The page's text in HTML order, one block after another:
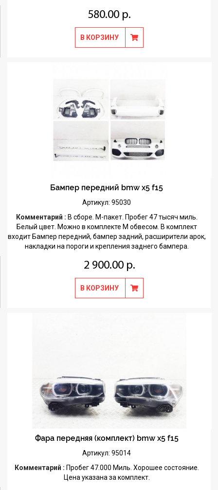
580.00 р.
В КОРЗИНУ
Бампер передний bmw x5 f15
Артикул: 95030
Комментарий : В сборе. М-пакет. Пробег 47 тысяч миль.
Белый цвет. Можно в комплекте М обвесом. В комплект
входит Бампер передний, бампер задний, расширители арок,
накладки на пороги и крепления заднего бампера.
2 900.00 р.
В КОРЗИНУ
Фара передняя (комплект) bmw x5 f15
Артикул: 95014
Комментарий : Пробег 47.000 Миль. Хорошее состояние.
Цена указана за комплект.